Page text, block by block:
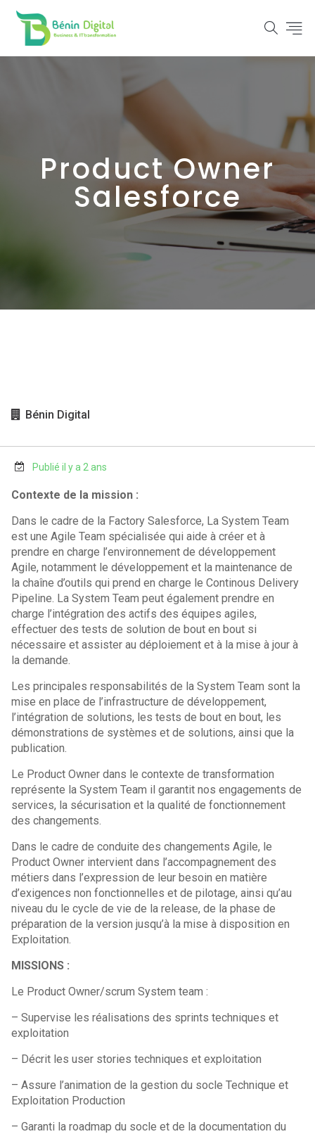
Product Owner
Salesforce
Bénin Digital
Publié il y a 2 ans
Contexte de la mission :
Dans le cadre de la Factory Salesforce, La System Team
est une Agile Team spécialisée qui aide à créer et à
prendre en charge l’environnement de développement
Agile, notamment le développement et la maintenance de
la chaîne d’outils qui prend en charge le Continous Delivery
Pipeline. La System Team peut également prendre en
charge l’intégration des actifs des équipes agiles,
effectuer des tests de solution de bout en bout si
nécessaire et assister au déploiement et à la mise à jour à
la demande.
Les principales responsabilités de la System Team sont la
mise en place de l’infrastructure de développement,
l’intégration de solutions, les tests de bout en bout, les
démonstrations de systèmes et de solutions, ainsi que la
publication.
Le Product Owner dans le contexte de transformation
représente la System Team il garantit nos engagements de
services, la sécurisation et la qualité de fonctionnement
des changements.
Dans le cadre de conduite des changements Agile, le
Product Owner intervient dans l’accompagnement des
métiers dans l’expression de leur besoin en matière
d’exigences non fonctionnelles et de pilotage, ainsi qu’au
niveau du le cycle de vie de la release, de la phase de
préparation de la version jusqu’à la mise à disposition en
Exploitation.
MISSIONS :
Le Product Owner/scrum System team :
– Supervise les réalisations des sprints techniques et
exploitation
– Décrit les user stories techniques et exploitation
– Assure l’animation de la gestion du socle Technique et
Exploitation Production
– Garanti la roadmap du socle et de la documentation du